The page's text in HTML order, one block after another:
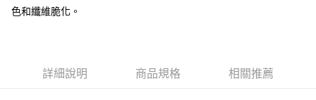
色和纖維脆化。
詳細說明 商品規格 相關推薦